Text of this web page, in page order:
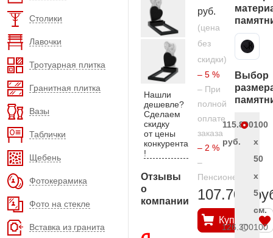
Столики
Лавочки
Тротуарная плитка
Гранитная плитка
Вазы
Таблички
Щебень
Фотокерамика
Фото на стекле
Вставка из гранита
Нашли
дешевле?
Сделаем
скидку
от цены
конкурента
!
Отзывы
о
компании
руб.
(цена
без
скидки)
– 5 %
– При
полной
оплате
заказа
– 2 %
–
Пенсионерам
107.700
Купить
Карельский гранит
Выбор
115.800
руб.
100
x
50
x
5
см.
126.300100